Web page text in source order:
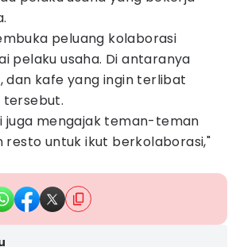
peluang kolaborasi
pelaku usaha. Di antaranya
dan kafe yang ingin terlibat
juga mengajak teman-teman
resto untuk ikut berkolaborasi,"